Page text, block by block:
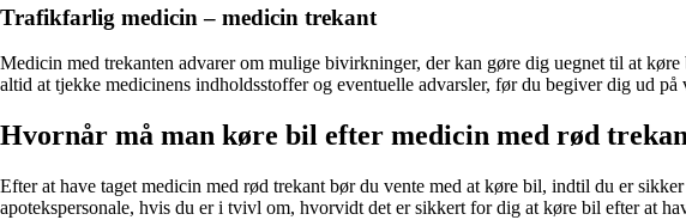
Trafikfarlig medicin – medicin trekant
Medicin med trekanten advarer om mulige bivirkninger, der kan gøre dig uegnet til at
altid at tjekke medicinens indholdsstoffer og eventuelle advarsler, før du begiver dig ud på
Hvornår må man køre bil efter medicin med rød
Efter at have taget medicin med rød trekant bør du vente med at køre bil, indtil du er
apotekspersonale, hvis du er i tvivl om, hvorvidt det er sikkert for dig at køre bil efter at